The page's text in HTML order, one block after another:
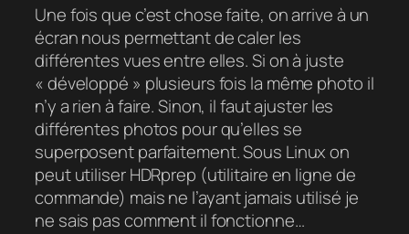
Une fois que c’est chose faite, on arrive à un
écran nous permettant de caler les
différentes vues entre elles. Si on à juste
« développé » plusieurs fois la même photo il
n’y a rien à faire. Sinon, il faut ajuster les
différentes photos pour qu’elles se
superposent parfaitement. Sous Linux on
peut utiliser HDRprep (utilitaire en ligne de
commande) mais ne l’ayant jamais utilisé je
ne sais pas comment il fonctionne…